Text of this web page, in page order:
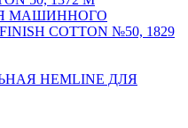
МАШИННОГО
COTTON №50, 1829
HEMLINE ДЛЯ